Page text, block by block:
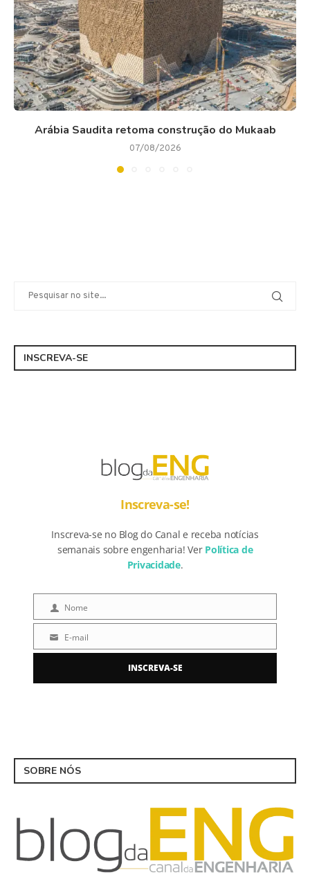
Arábia Saudita retoma construção do Mukaab
07/08/2026
INSCREVA-SE
Inscreva-se!
Inscreva-se no Blog do Canal e receba notícias
semanais sobre engenharia! Ver Política de
Privacidade.
Nome Nome
mail
E-mail
INSCREVA-SE
SOBRE NÓS